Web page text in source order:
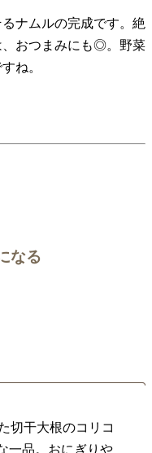
ナムルの完成です。絶
、おつまみにも◎。野菜
ね。
なる
切干大根のコリコ
一品。おにぎりや